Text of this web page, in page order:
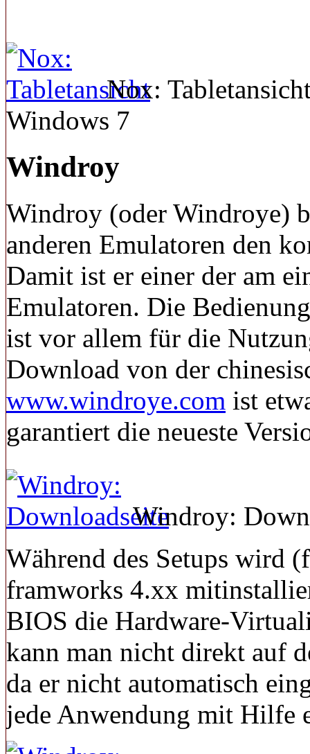
Nox:
Windows 7
Windroy
Windroy (oder Windroye)
anderen Emulatoren den
Damit ist er einer der am
Emulatoren. Die
ist vor allem für die
Download von der
www.windroye.com ist
garantiert die neueste
Windroy:
Während des Setups wird
framworks 4.xx
BIOS die Hardware-
kann man nicht direkt auf
da er nicht automatisch
jede Anwendung mit Hilfe